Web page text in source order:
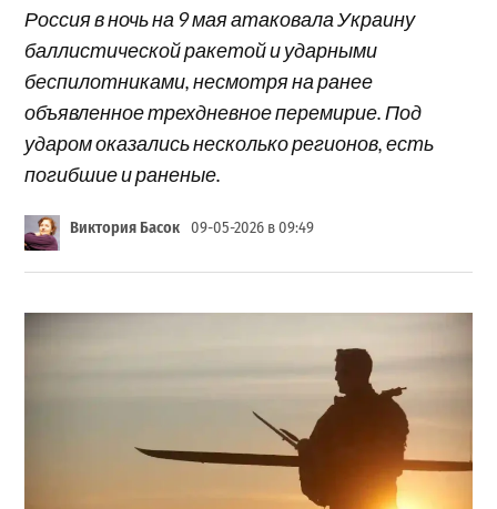
Россия в ночь на 9 мая атаковала Украину
баллистической ракетой и ударными
беспилотниками, несмотря на ранее
объявленное трехдневное перемирие. Под
ударом оказались несколько регионов, есть
погибшие и раненые.
Виктория Басок 09-05-2026 в 09:49